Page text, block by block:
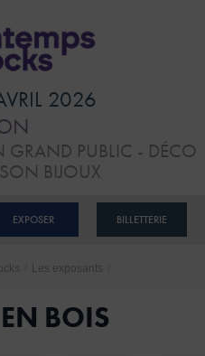
2026
GRAND PUBLIC - DÉCO
BIJOUX
BILLETTERIE
EXPOSER
Les exposants
BOIS